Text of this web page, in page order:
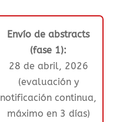
Envío de abstracts
(fase 1):
28 de abril, 2026
(evaluación y
notificación continua,
máximo en 3 días)